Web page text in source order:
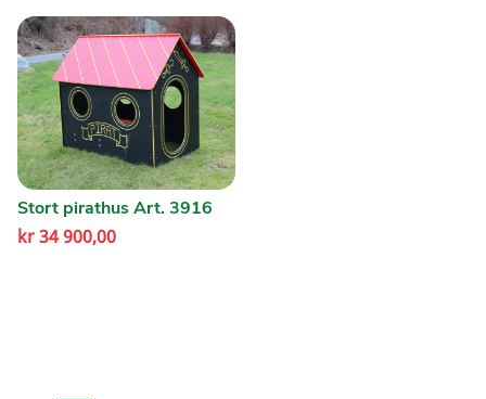
Stort pirathus Art. 3916
kr34 900,00